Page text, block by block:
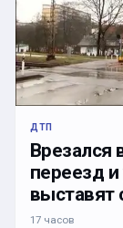
ДТП
Врезался
переезд
выставят
17 часов